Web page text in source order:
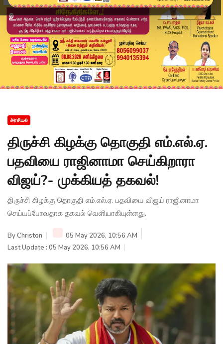
அரசியல்
திருச்சி கிழக்கு தொகுதி எம்.எல்.ஏ.
பதவியை ராஜினாமா செய்கிறாரா
விஜய்?- முக்கியத் தகவல்!
திருச்சி கிழக்கு தொகுதி எம்.எல்.ஏ. பதவியை விஜய் ராஜினாமா
செய்யப்போவதாக தகவல் வெளியாகியுள்ளது.
ByChriston
05 May 2026, 10:56 AM
Last Update : 05 May 2026, 10:56 AM